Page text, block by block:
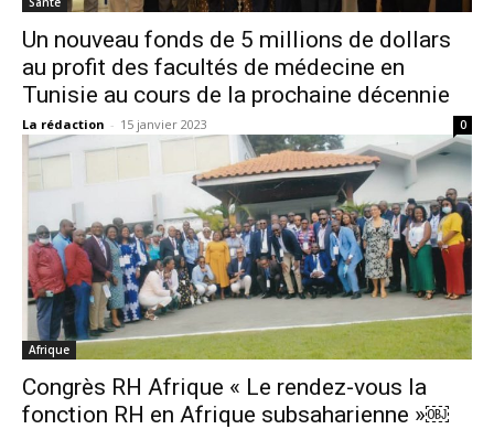
Un nouveau fonds de 5 millions de dollars
au profit des facultés de médecine en
Tunisie au cours de la prochaine décennie
La rédaction - 15 janvier 2023 0
Afrique
Congrès RH Afrique « Le rendez-vous la
fonction RH en Afrique subsaharienne »￼